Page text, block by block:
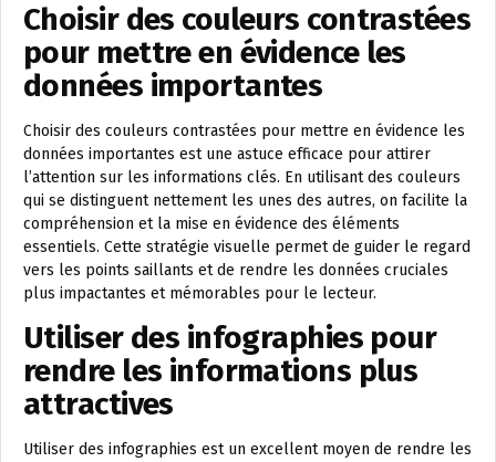
Choisir des couleurs contrastées
pour mettre en évidence les
données importantes
Choisir des couleurs contrastées pour mettre en évidence les
données importantes est une astuce efficace pour attirer
l’attention sur les informations clés. En utilisant des couleurs
qui se distinguent nettement les unes des autres, on facilite la
compréhension et la mise en évidence des éléments
essentiels. Cette stratégie visuelle permet de guider le regard
vers les points saillants et de rendre les données cruciales
plus impactantes et mémorables pour le lecteur.
Utiliser des infographies pour
rendre les informations plus
attractives
Utiliser des infographies est un excellent moyen de rendre les